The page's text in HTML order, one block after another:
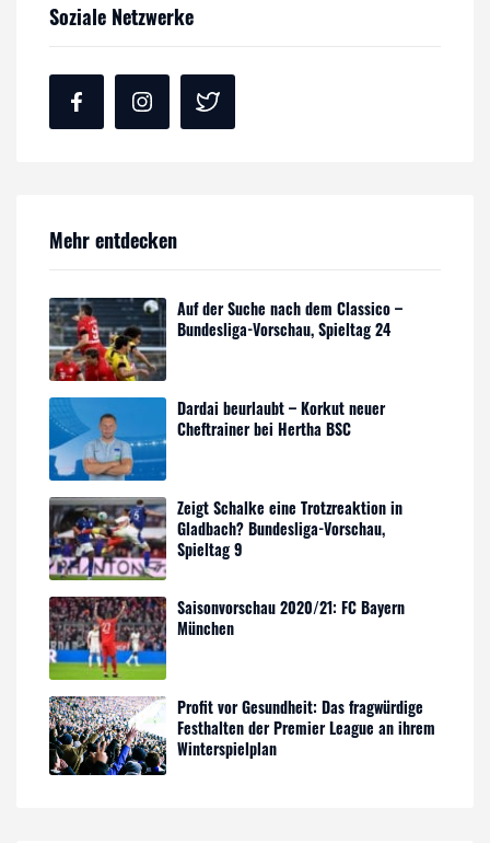
Soziale Netzwerke
Mehr entdecken
Auf der Suche nach dem Classico –
Bundesliga-Vorschau, Spieltag 24
Dardai beurlaubt – Korkut neuer
Cheftrainer bei Hertha BSC
Zeigt Schalke eine Trotzreaktion in
Gladbach? Bundesliga-Vorschau,
Spieltag 9
Saisonvorschau 2020/21: FC Bayern
München
Profit vor Gesundheit: Das fragwürdige
Festhalten der Premier League an ihrem
Winterspielplan